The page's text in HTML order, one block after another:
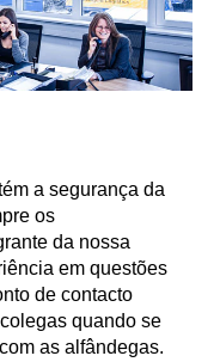
a segurança da
os
da nossa
em questões
de contacto
quando se
as alfândegas.